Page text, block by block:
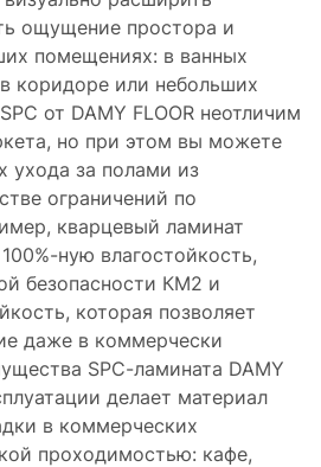
ощущение простора и
помещениях: в ванных
коридоре или небольших
от DAMY FLOOR неотличим
но при этом вы можете
ухода за полами из
ограничений по
кварцевый ламинат
ную влагостойкость,
безопасности КМ2 и
которая позволяет
даже в коммерчески
SPC-ламината DAMY
делает материал
в коммерческих
проходимостью: кафе,